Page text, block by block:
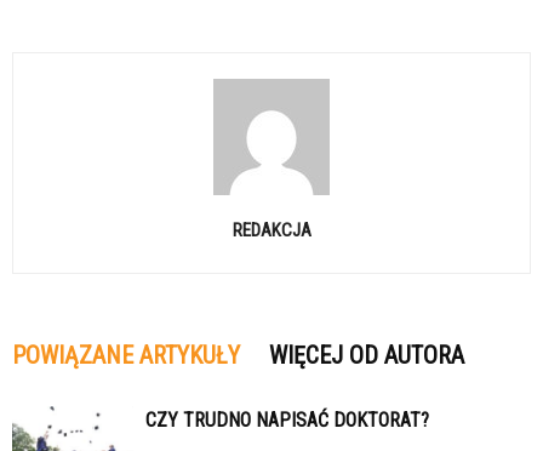
REDAKCJA
POWIĄZANE ARTYKUŁY WIĘCEJ OD AUTORA
CZY TRUDNO NAPISAĆ DOKTORAT?